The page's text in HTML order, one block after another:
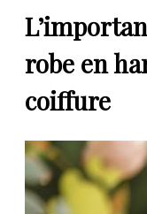
robe en
coiffure